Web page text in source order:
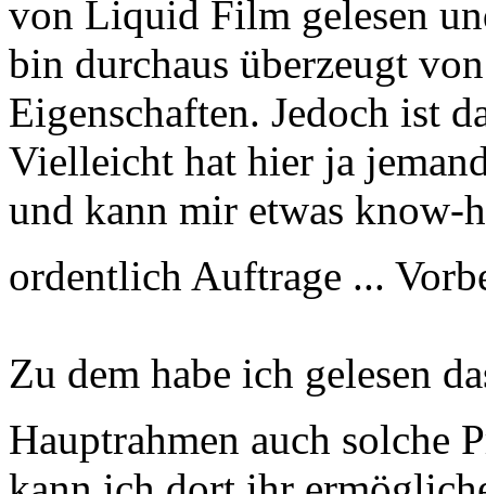
von Liquid Film gelesen
bin durchaus überzeugt
Eigenschaften. Jedoch ist
Vielleicht hat hier ja
und kann mir etwas know-
ordentlich Auftrage ...
Zu dem habe ich gelesen
Hauptrahmen auch solche